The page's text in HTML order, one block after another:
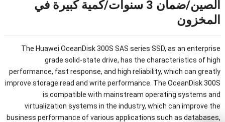
الصين/ضمان 3 سنوات/كمية كبيرة في
المخزون
The Huawei OceanDisk 300S SAS series SSD,as an enterprise
grade solid-state drive, has the characteristics of high
performance, fast response,and high reliability,which can greatly
improve storage read and write performance The OceanDisk 300S
is compatible with mainstream operating systems and
virtualization systems in the industry,which can improve the
business performance of various applications such as databases,